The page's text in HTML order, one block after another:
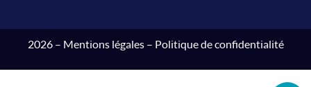
2026 – Mentions légales– Politique de confidentialité